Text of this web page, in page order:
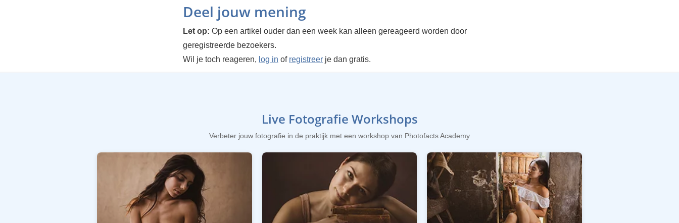
Deel jouw mening
Let op: Op een artikel ouder dan een week kan alleen gereageerd worden door
geregistreerde bezoekers.
Wil je toch reageren, log in of registreer je dan gratis.
Live Fotografie Workshops
Verbeter jouw fotografie in de praktijk met een workshop van Photofacts Academy